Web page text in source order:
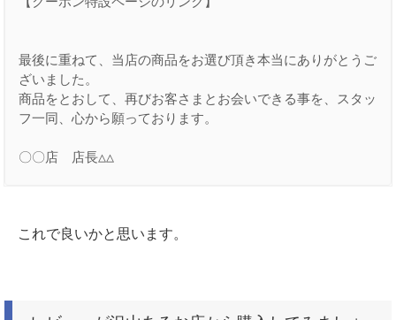
最後に重ねて、当店の商品をお選び頂き本当にありがとうご
ざいました。
商品をとおして、再びお客さまとお会いできる事を、スタッ
フ一同、心から願っております。
これで良いかと思います。